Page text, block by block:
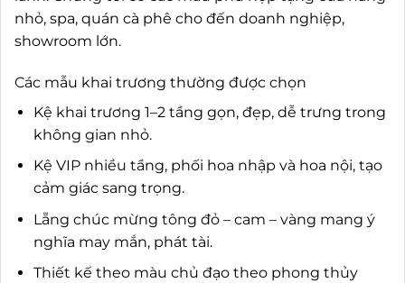
nhỏ, spa, quán cà phê cho đến doanh nghiệp,
showroom lớn.
Các mẫu khai trương thường được chọn
Kệ khai trương 1–2 tầng gọn, đẹp, dễ trưng trong
không gian nhỏ.
Kệ VIP nhiều tầng, phối hoa nhập và hoa nội, tạo
cảm giác sang trọng.
Lẵng chúc mừng tông đỏ – cam – vàng mang ý
nghĩa may mắn, phát tài.
Thiết kế theo màu chủ đạo theo phong thủy